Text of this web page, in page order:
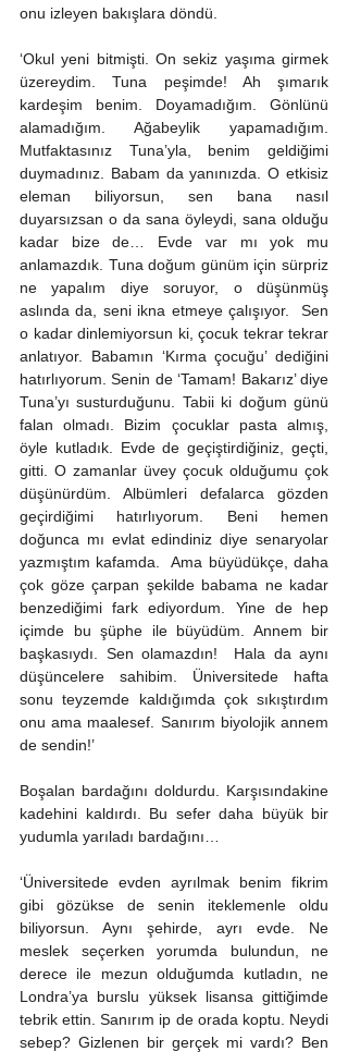
onu izleyen bakışlara döndü.
‘Okul yeni bitmişti. On sekiz yaşıma girmek
üzereydim. Tuna peşimde! Ah şımarık
kardeşim benim. Doyamadığım. Gönlünü
alamadığım. Ağabeylik yapamadığım.
Mutfaktasınız Tuna’yla, benim geldiğimi
duymadınız. Babam da yanınızda. O etkisiz
eleman biliyorsun, sen bana nasıl
duyarsızsan o da sana öyleydi, sana olduğu
kadar bize de… Evde var mı yok mu
anlamazdık. Tuna doğum günüm için sürpriz
ne yapalım diye soruyor, o düşünmüş
aslında da, seni ikna etmeye çalışıyor.  Sen
o kadar dinlemiyorsun ki, çocuk tekrar tekrar
anlatıyor. Babamın ‘Kırma çocuğu’ dediğini
hatırlıyorum. Senin de ‘Tamam! Bakarız’ diye
Tuna’yı susturduğunu. Tabii ki doğum günü
falan olmadı. Bizim çocuklar pasta almış,
öyle kutladık. Evde de geçiştirdiğiniz, geçti,
gitti. O zamanlar üvey çocuk olduğumu çok
düşünürdüm. Albümleri defalarca gözden
geçirdiğimi hatırlıyorum. Beni hemen
doğunca mı evlat edindiniz diye senaryolar
yazmıştım kafamda.  Ama büyüdükçe, daha
çok göze çarpan şekilde babama ne kadar
benzediğimi fark ediyordum. Yine de hep
içimde bu şüphe ile büyüdüm. Annem bir
başkasıydı. Sen olamazdın!  Hala da aynı
düşüncelere sahibim. Üniversitede hafta
sonu teyzemde kaldığımda çok sıkıştırdım
onu ama maalesef. Sanırım biyolojik annem
de sendin!’
Boşalan bardağını doldurdu. Karşısındakine
kadehini kaldırdı. Bu sefer daha büyük bir
yudumla yarıladı bardağını…
‘Üniversitede evden ayrılmak benim fikrim
gibi gözükse de senin iteklemenle oldu
biliyorsun. Aynı şehirde, ayrı evde. Ne
meslek seçerken yorumda bulundun, ne
derece ile mezun olduğumda kutladın, ne
Londra’ya burslu yüksek lisansa gittiğimde
tebrik ettin. Sanırım ip de orada koptu. Neydi
sebep? Gizlenen bir gerçek mi vardı? Ben